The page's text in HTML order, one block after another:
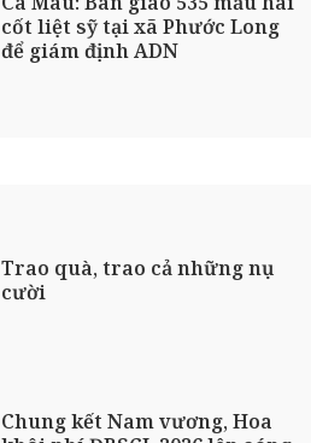
cốt liệt sỹ tại xã Phước Long
để giám định ADN
Trao quà, trao cả những nụ
cười
Chung kết Nam vương, Hoa